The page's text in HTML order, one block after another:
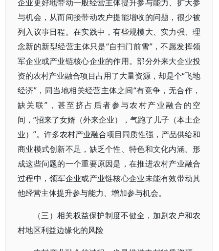
企业更好地带动一般经营主体提升参与能力、扩大参
与机会，从而间接带动农户提能增收的问题，很少被
列入议事日程。在实践中，有些规模大、实力强、理
念新的新型经营主体只是“自扫门前雪”，不愿发挥领
军企业或产业链核心企业的作用。部分外来大企业投
资的农村产业融合项目占用了大量资源，却是个“飞地
经济”，同当地相关经营主体之间“有竞争，无合作，
缺关联”，甚至挤占后者参与农村产业融合的空
间，“招来了女婿（外来企业），气跑了儿子（本土企
业）”。许多农村产业融合项目同质性强，产品供给和
商业模式创新不足，缺乏个性、特色和文化内涵。形
成这些问题的一个重要原因是，在推进农村产业融合
过程中，领军企业或产业链核心企业未能有效带动其
他经营主体提升参与能力、增加参与机会。
（三）相关权益保护制度不健全，加剧农户和农
村地区利益边缘化的风险